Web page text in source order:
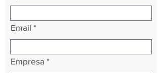
Email
Empresa